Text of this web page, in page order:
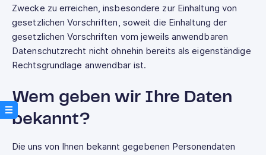
Zwecke zu erreichen, insbesondere zur Einhaltung von
gesetzlichen Vorschriften, soweit die Einhaltung der
gesetzlichen Vorschriften vom jeweils anwendbaren
Datenschutzrecht nicht ohnehin bereits als eigenständige
Rechtsgrundlage anwendbar ist.
Wem geben wir Ihre Daten
bekannt?
Die uns von Ihnen bekannt gegebenen Personendaten